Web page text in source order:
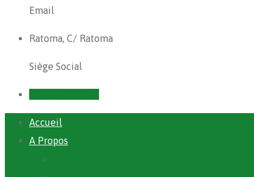
Email
Ratoma, C/ Ratoma
Siège Social
Accueil
A Propos